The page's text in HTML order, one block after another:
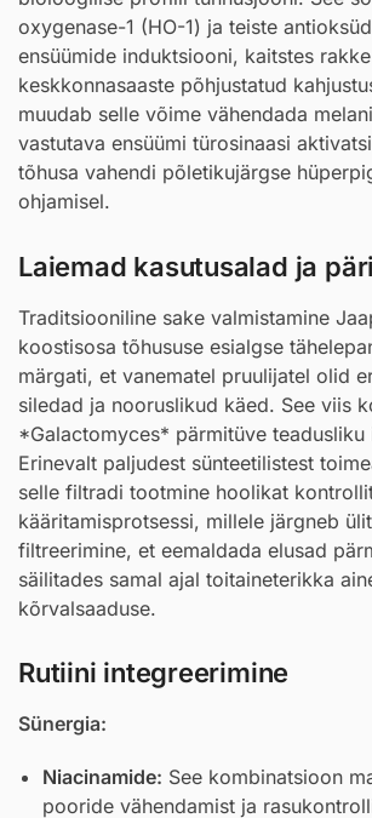
oxygenase-1 (HO-1) ja teiste
ensüümide induktsiooni, kaitstes
keskkonnasaaste põhjustatud
muudab selle võime vähendada
vastutava ensüümi türosinaasi
tõhusa vahendi põletikujärgse
ohjamisel.
Laiemad kasutusalad ja
Traditsiooniline sake valmistamine
koostisosa tõhususe esialgse
märgati, et vanematel pruulijatel olid
siledad ja nooruslikud käed. See viis
*Galactomyces* pärmitüve teadusliku
Erinevalt paljudest sünteetilistest
selle filtradi tootmine hoolikat
kääritamisprotsessi, millele järgneb
filtreerimine, et eemaldada elusad
säilitades samal ajal toitaineterikka
kõrvalsaaduse.
Rutiini integreerimine
Sünergia:
Niacinamide: See kombinatsioon
pooride vähendamist ja